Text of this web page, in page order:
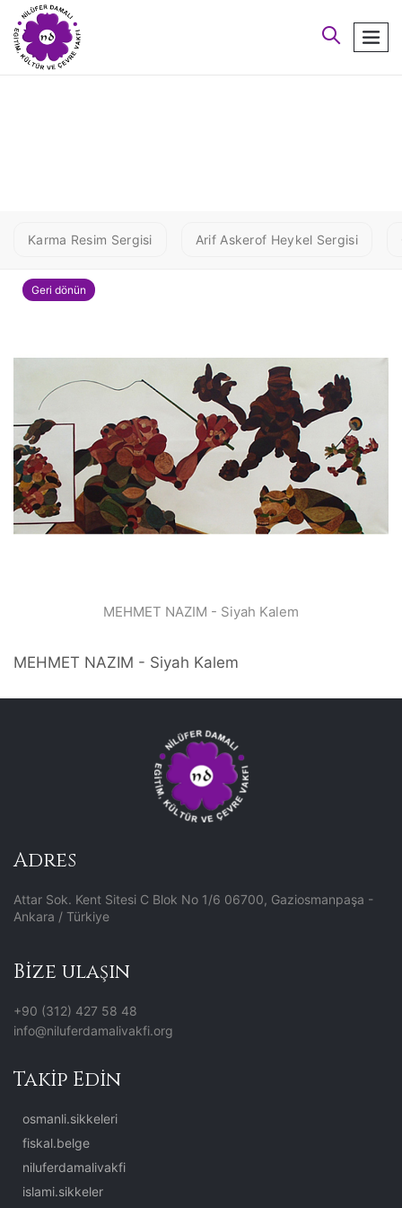
arayın
Karma Resim Sergisi Arif Askerof Heykel Sergisi
Geri dönün
MEHMET NAZIM - Siyah Kalem
MEHMET NAZIM - Siyah Kalem
Adres
Attar Sok. Kent Sitesi C Blok No 1/6 06700, Gaziosmanpaşa -
Ankara / Türkiye
Bize ulaşın
+90 (312) 427 58 48
info@niluferdamalivakfi.org
Takip Edin
osmanli.sikkeleri
fiskal.belge
niluferdamalivakfi
islami.sikkeler